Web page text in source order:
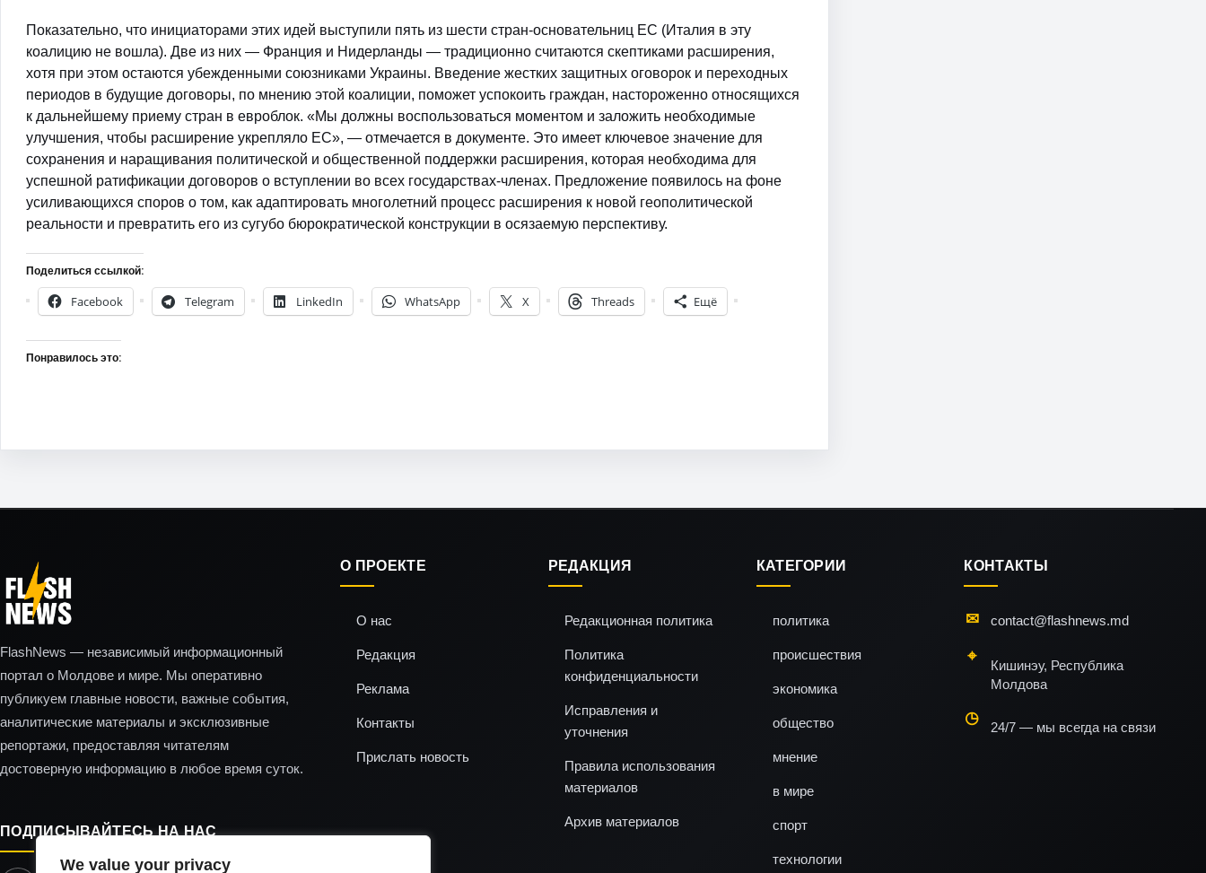
We value your privacy
Показательно, что инициаторами этих идей выступили пять из шести стран-основательниц ЕС (Италия в эту
коалицию не вошла). Две из них — Франция и Нидерланды — традиционно считаются скептиками расширения,
хотя при этом остаются убежденными союзниками Украины. Введение жестких защитных оговорок и переходных
периодов в будущие договоры, по мнению этой коалиции, поможет успокоить граждан, настороженно относящихся
к дальнейшему приему стран в евроблок. «Мы должны воспользоваться моментом и заложить необходимые
улучшения, чтобы расширение укрепляло ЕС», — отмечается в документе. Это имеет ключевое значение для
сохранения и наращивания политической и общественной поддержки расширения, которая необходима для
успешной ратификации договоров о вступлении во всех государствах-членах. Предложение появилось на фоне
усиливающихся споров о том, как адаптировать многолетний процесс расширения к новой геополитической
реальности и превратить его из сугубо бюрократической конструкции в осязаемую перспективу.
Поделиться ссылкой:
Facebook
Telegram LinkedIn WhatsApp X Threads Ещё
Понравилось это:
FlashNews — независимый информационный
портал о Молдове и мире. Мы оперативно
публикуем главные новости, важные события,
аналитические материалы и эксклюзивные
репортажи, предоставляя читателям
достоверную информацию в любое время суток.
ПОДПИСЫВАЙТЕСЬ НА НАС
О ПРОЕКТЕ
О нас
Редакция
Реклама
Контакты
Прислать новость
РЕДАКЦИЯ
Редакционная политика
Политика
конфиденциальности
Исправления и
уточнения
Правила использования
материалов
Архив материалов
КАТЕГОРИИ
политика
происшествия
экономика
общество
мнение
в мире
спорт
технологии
КОНТАКТЫ
contact@flashnews.md
Кишинэу, Республика
Молдова
24/7 — мы всегда на связи